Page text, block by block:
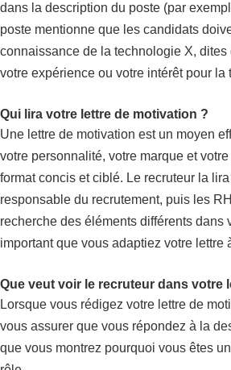
dans la description du poste (par
poste mentionne que les candidats
connaissance de la technologie X,
votre expérience ou votre intérêt pour la
Qui lira votre lettre de motivation ?
Une lettre de motivation est un moyen
votre personnalité, votre marque et
format concis et ciblé. Le recruteur la
responsable du recrutement, puis les
recherche des éléments différents dans
important que vous adaptiez votre lettre
Que veut voir le recruteur dans votre
Lorsque vous rédigez votre lettre de
vous assurer que vous répondez à la
que vous montrez pourquoi vous êtes